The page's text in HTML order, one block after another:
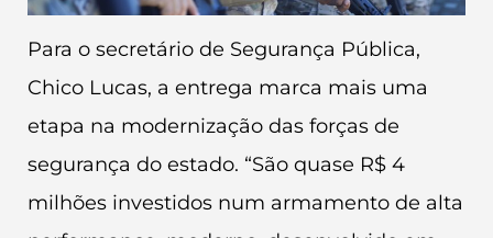
Para o secretário de Segurança Pública,
Chico Lucas, a entrega marca mais uma
etapa na modernização das forças de
segurança do estado. “São quase R$ 4
milhões investidos num armamento de alta